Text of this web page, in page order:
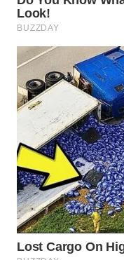
CIANJUR
WN
KEPULAUAN
SERIBU
WN
TANGERANG
WN
BINJAI
WN
CIREBON